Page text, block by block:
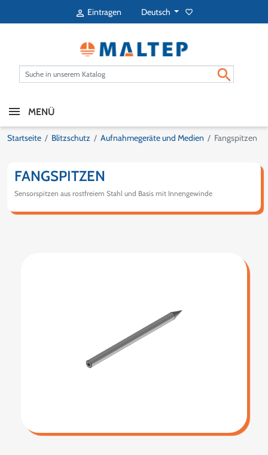
 Eintragen Deutsch favorite_border

MENÜ
Startseite Blitzschutz Aufnahmegeräte und Medien Fangspitzen
FANGSPITZEN
Sensorspitzen aus rostfreiem Stahl und Basis mit Innengewinde